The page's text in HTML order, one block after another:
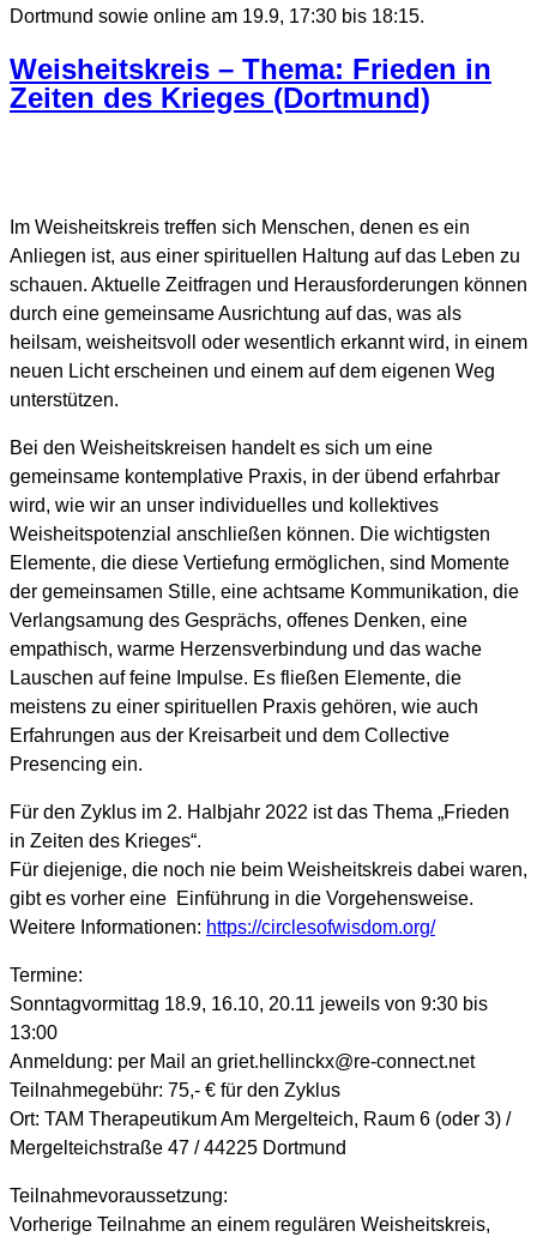
Dortmund sowie online am 19.9, 17:30 bis 18:15.
Weisheitskreis – Thema: Frieden in
Zeiten des Krieges (Dortmund)
Im Weisheitskreis treffen sich Menschen, denen es ein
Anliegen ist, aus einer spirituellen Haltung auf das Leben zu
schauen. Aktuelle Zeitfragen und Herausforderungen können
durch eine gemeinsame Ausrichtung auf das, was als
heilsam, weisheitsvoll oder wesentlich erkannt wird, in einem
neuen Licht erscheinen und einem auf dem eigenen Weg
unterstützen.
Bei den Weisheitskreisen handelt es sich um eine
gemeinsame kontemplative Praxis, in der übend erfahrbar
wird, wie wir an unser individuelles und kollektives
Weisheitspotenzial anschließen können. Die wichtigsten
Elemente, die diese Vertiefung ermöglichen, sind Momente
der gemeinsamen Stille, eine achtsame Kommunikation, die
Verlangsamung des Gesprächs, offenes Denken, eine
empathisch, warme Herzensverbindung und das wache
Lauschen auf feine Impulse. Es fließen Elemente, die
meistens zu einer spirituellen Praxis gehören, wie auch
Erfahrungen aus der Kreisarbeit und dem Collective
Presencing ein.
Für den Zyklus im 2. Halbjahr 2022 ist das Thema „Frieden
in Zeiten des Krieges“.
Für diejenige, die noch nie beim Weisheitskreis dabei waren,
gibt es vorher eine Einführung in die Vorgehensweise.
Weitere Informationen: https://circlesofwisdom.org/
Termine:
Sonntagvormittag 18.9, 16.10, 20.11 jeweils von 9:30 bis
13:00
Anmeldung: per Mail an griet.hellinckx@re-connect.net
Teilnahmegebühr: 75,- € für den Zyklus
Ort: TAM Therapeutikum Am Mergelteich, Raum 6 (oder 3) /
Mergelteichstraße 47 / 44225 Dortmund
Teilnahmevoraussetzung:
Vorherige Teilnahme an einem regulären Weisheitskreis,